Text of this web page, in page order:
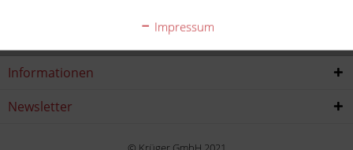
Service Hotline
Informationen
Newsletter
Impressum